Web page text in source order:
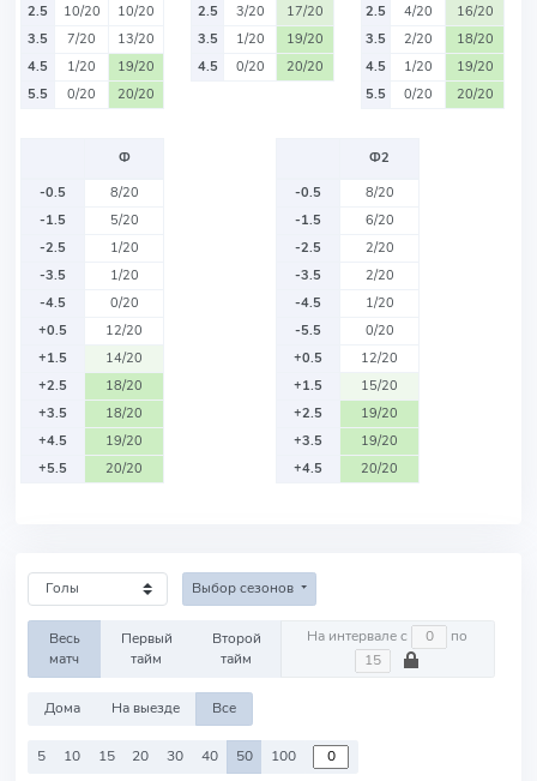
2.5
10/20
10/20
3.5
7/20
13/20
4.5
1/20
19/20
5.5
0/20 20/20
2.5
3/20
17/20
3.5
1/20
19/20
4.5
0/20 20/20
2.5
4/20
16/20
3.5
2/20
18/20
4.5
1/20
19/20
5.5
0/20 20/20
Ф
-0.5
8/20
-1.5
5/20
-2.5
1/20
-3.5
1/20
-4.5
0/20
+0.5
12/20
+1.5
14/20
+2.5
18/20
+3.5
18/20
+4.5
19/20
+5.5
20/20
Ф2
-0.5
8/20
-1.5
6/20
-2.5
2/20
-3.5
2/20
-4.5
1/20
-5.5
0/20
+0.5
12/20
+1.5
15/20
+2.5
19/20
+3.5
19/20
+4.5
20/20
Выбор сезонов
Весь
матч
Первый
тайм
Второй
тайм
На интервале с по
Дома На выезде Все
5 10 15 20 30 40 50 100